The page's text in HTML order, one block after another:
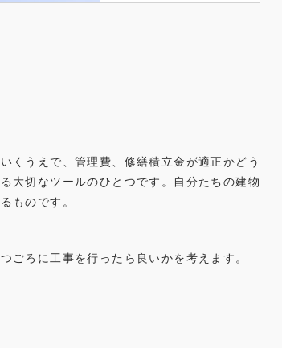
くうえで、管理費、修繕積立金が適正かどう
大切なツールのひとつです。自分たちの建物
ものです。
ごろに工事を行ったら良いかを考えます。